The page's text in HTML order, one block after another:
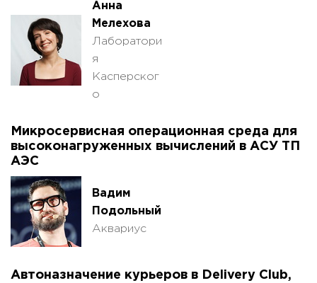
Анна
Мелехова
Лаборатори
я
Касперског
о
Микросервисная операционная среда для
высоконагруженных вычислений в АСУ ТП
АЭС
Вадим
Подольный
Аквариус
Автоназначение курьеров в Delivery Club,